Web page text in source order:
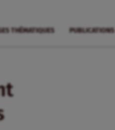
THÉMATIQUES PUBLICATIONS